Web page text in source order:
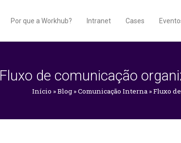
Por que a Workhub? Intranet Cases
Fluxo de comunicação
Início »Blog»Comunicação Interna »Fluxo